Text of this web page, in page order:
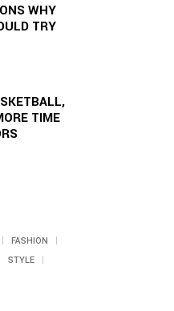
WHY
TRY
TIME
FASHION
STYLE